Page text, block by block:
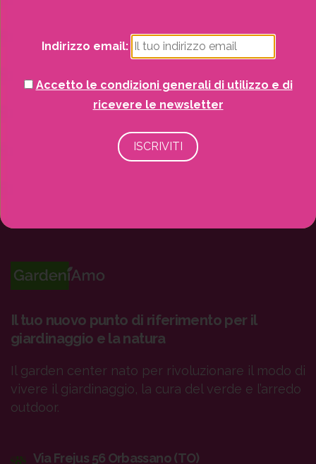
Strutture da esterno
Il tuo nuovo punto di riferimento per il
giardinaggio e la natura
Il garden center nato per rivoluzionare il modo di
vivere il giardinaggio, la cura del verde e l’arredo
outdoor.
Via Frejus 56 Orbassano (TO)
Indirizzo email:
Accetto le condizioni generali di utilizzo e di
ricevere le newsletter